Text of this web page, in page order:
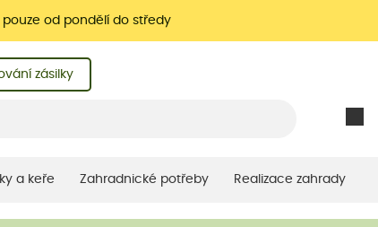
od pondělí do středy
zásilky
a keře Zahradnické potřeby Realizace zahrady